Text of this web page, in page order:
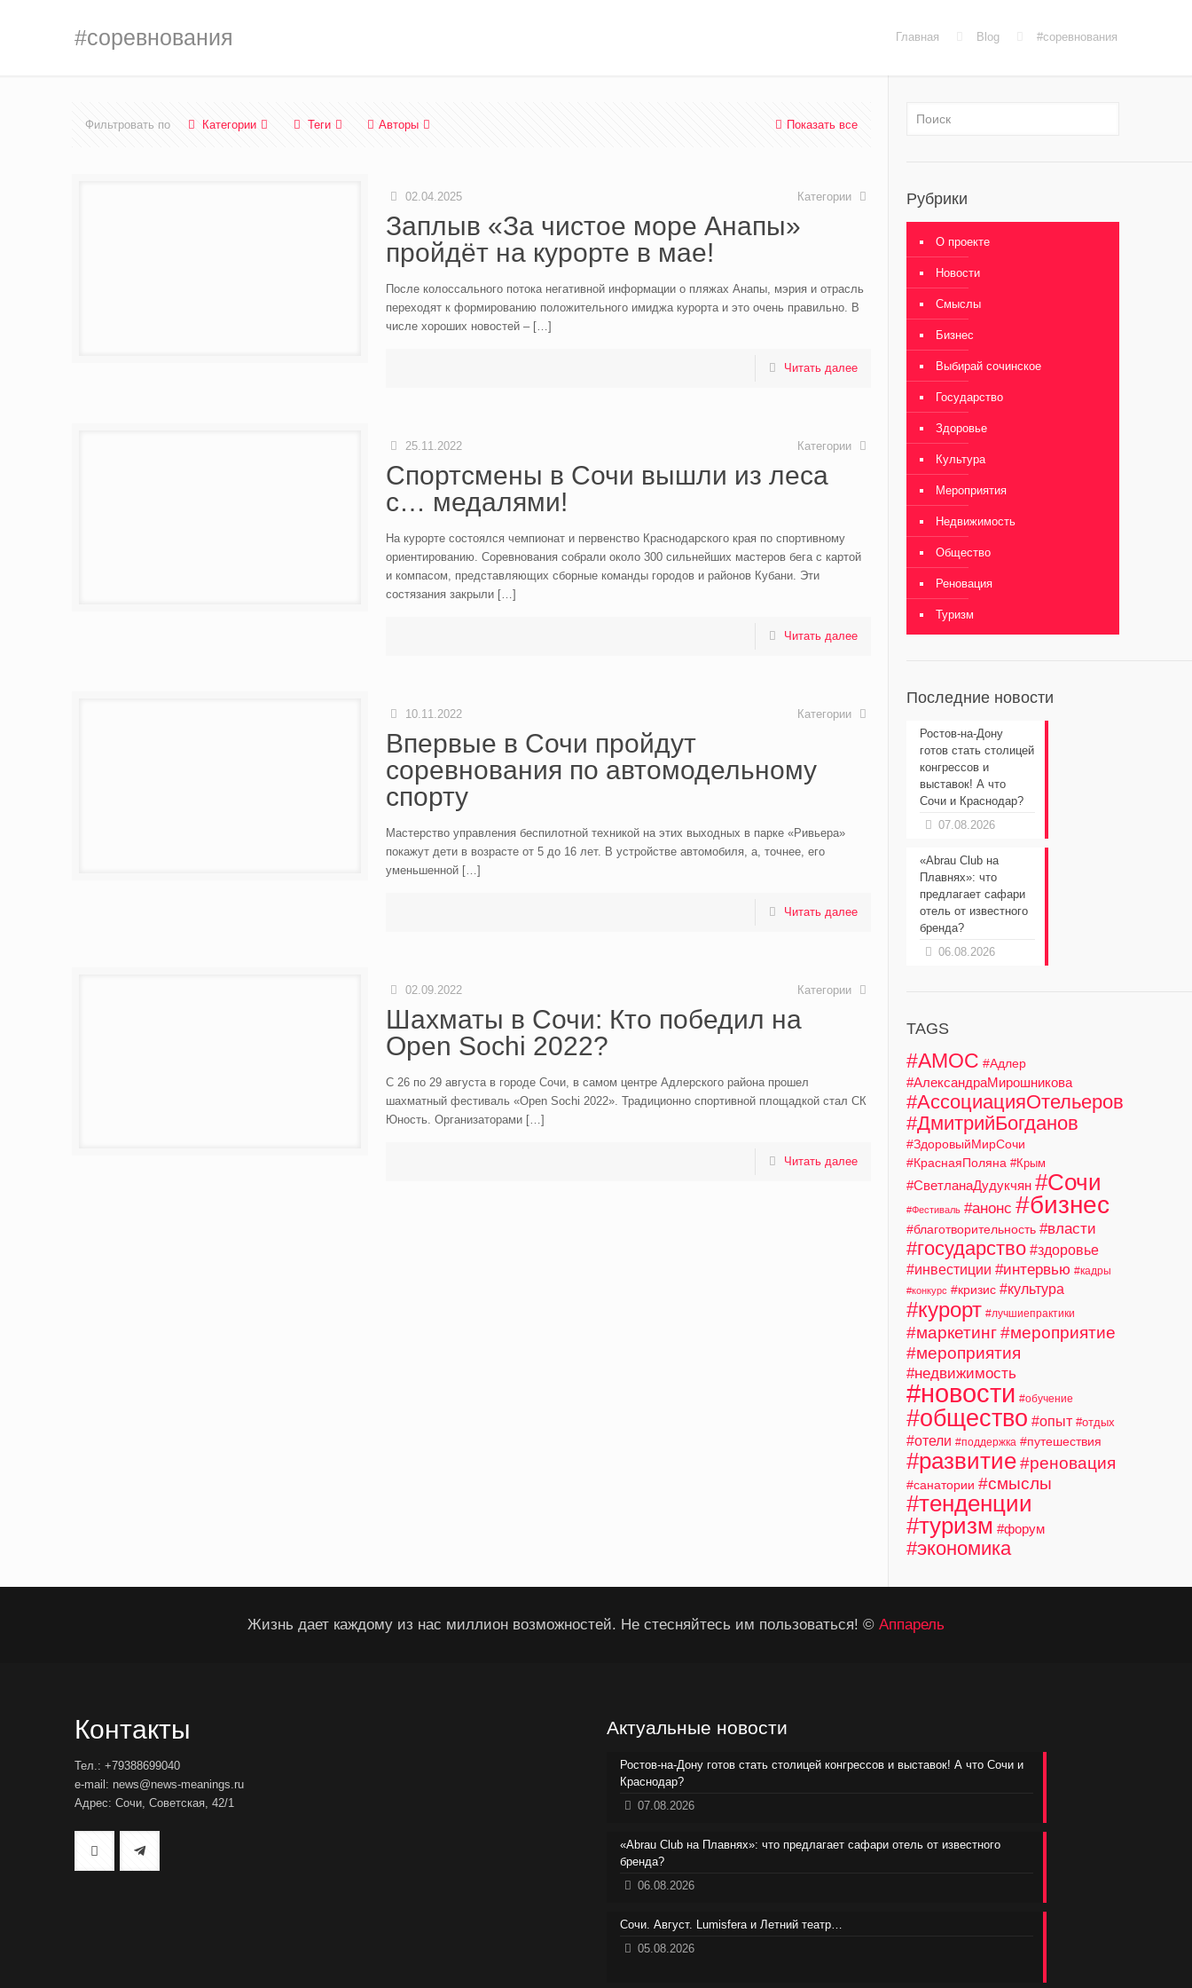
#соревнования Главная Blog #соревнования
Фильтровать по Категории Теги Авторы Показать все
02.04.2025 Категории
Заплыв «За чистое море Анапы»
пройдёт на курорте в мае!
После колоссального потока негативной информации о пляжах Анапы, мэрия и отрасль
переходят к формированию положительного имиджа курорта и это очень правильно. В
числе хороших новостей –[…]
Читать далее
25.11.2022 Категории
Спортсмены в Сочи вышли из леса
с… медалями!
На курорте состоялся чемпионат и первенство Краснодарского края по спортивному
ориентированию. Соревнования собрали около 300 сильнейших мастеров бега с картой
и компасом, представляющих сборные команды городов и районов Кубани. Эти
состязания закрыли[…]
Читать далее
10.11.2022 Категории
Впервые в Сочи пройдут
соревнования по автомодельному
спорту
Мастерство управления беспилотной техникой на этих выходных в парке «Ривьера»
покажут дети в возрасте от 5 до 16 лет. В устройстве автомобиля, а, точнее, его
уменьшенной[…]
Читать далее
02.09.2022 Категории
Шахматы в Сочи: Кто победил на
Open Sochi 2022?
С 26 по 29 августа в городе Сочи, в самом центре Адлерского района прошел
шахматный фестиваль «Open Sochi 2022». Традиционно спортивной площадкой стал СК
Юность. Организаторами[…]
Читать далее
Рубрики
О проекте
Новости
Смыслы
Бизнес
Выбирай сочинское
Государство
Здоровье
Культура
Мероприятия
Недвижимость
Общество
Реновация
Туризм
Последние новости
Ростов-на-Дону
готов стать столицей
конгрессов и
выставок! А что
Сочи и Краснодар?
07.08.2026
«Abrau Club на
Плавнях»: что
предлагает сафари
отель от известного
бренда?
06.08.2026
TAGS
#АМОС #Адлер
#АлександраМирошникова
#АссоциацияОтельеров
#ДмитрийБогданов
#ЗдоровыйМирСочи
#КраснаяПоляна #Крым
#СветланаДудукчян #Сочи
#Фестиваль #анонс #бизнес
#благотворительность #власти
#государство #здоровье
#инвестиции #интервью #кадры
#конкурс #кризис #культура
#курорт #лучшиепрактики
#маркетинг #мероприятие
#мероприятия
#недвижимость
#новости #обучение
#общество #опыт #отдых
#отели #поддержка #путешествия
#развитие #реновация
#санатории #смыслы
#тенденции
#туризм #форум
#экономика
Жизнь дает каждому из нас миллион возможностей. Не стесняйтесь им пользоваться! © Аппарель
Контакты
Тел.: +79388699040
e-mail: news@news-meanings.ru
Адрес: Сочи, Советская, 42/1
Актуальные новости
Ростов-на-Дону готов стать столицей конгрессов и выставок! А что Сочи и
Краснодар?
07.08.2026
«Abrau Club на Плавнях»: что предлагает сафари отель от известного
бренда?
06.08.2026
Сочи. Август. Lumisfera и Летний театр…
05.08.2026